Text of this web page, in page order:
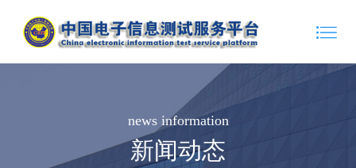
news information
新闻动态